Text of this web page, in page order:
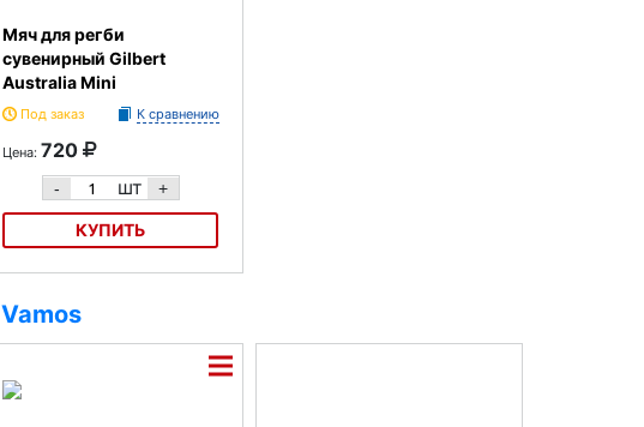
Мяч для регби
сувенирный Gilbert
Australia Mini
Под заказ К сравнению
Цена: 720
- шт +
КУПИТЬ
Gilbert Australia Mini
Vamos